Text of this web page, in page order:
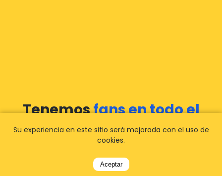
Tenemosfans en todo el
mundo
Deje que nuestros clientes le cuenten su
experiencia con Airporttaxis.com
Su experiencia en este sitio será mejorada con el uso de
cookies.
Aceptar